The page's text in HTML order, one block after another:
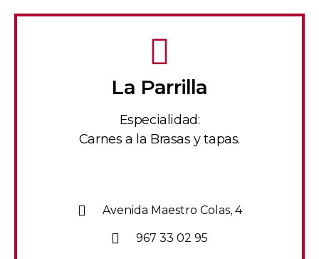
La Parrilla
Especialidad:
Carnes a la Brasas y tapas.
Avenida Maestro Colas, 4
967 33 02 95